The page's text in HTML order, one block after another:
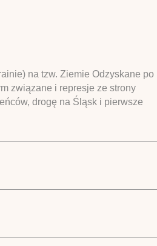
na tzw. Ziemie Odzyskane po II
związane i represje ze strony
drogę na Śląsk i pierwsze